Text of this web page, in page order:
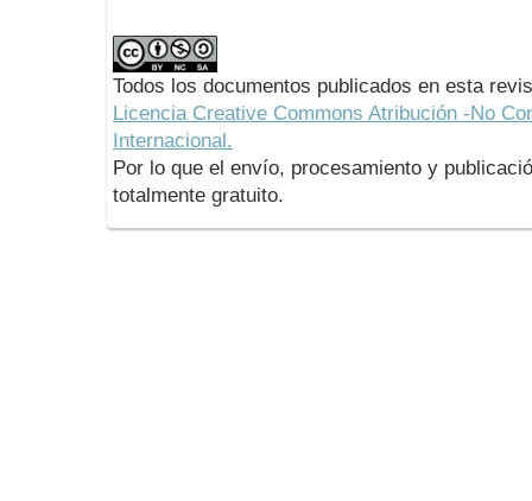
Todos los documentos publicados en esta
Licencia Creative Commons Atribución -No
Internacional.
Por lo que el envío, procesamiento y
totalmente gratuito.